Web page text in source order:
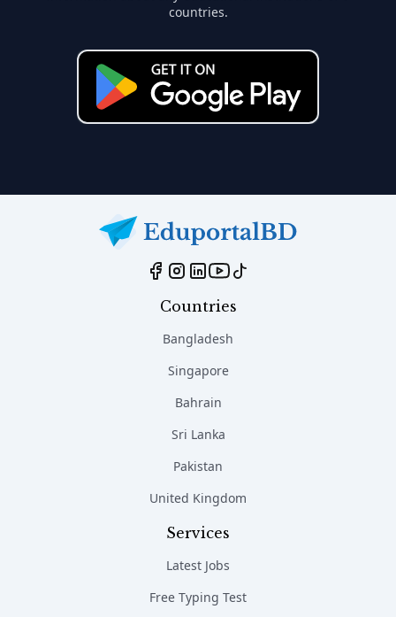
countries.
Countries
Bangladesh
Singapore
Bahrain
Sri Lanka
Pakistan
United Kingdom
Services
Latest Jobs
Free Typing Test